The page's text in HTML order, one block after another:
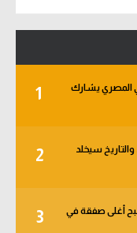
1
من دور الـ 32.. والثلاثي المصري يشارك
2
سيخلد
3
أغلى صفقة في